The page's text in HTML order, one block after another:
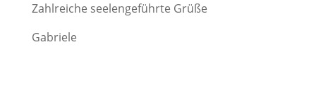
Zahlreiche seelengeführte Grüße
Gabriele